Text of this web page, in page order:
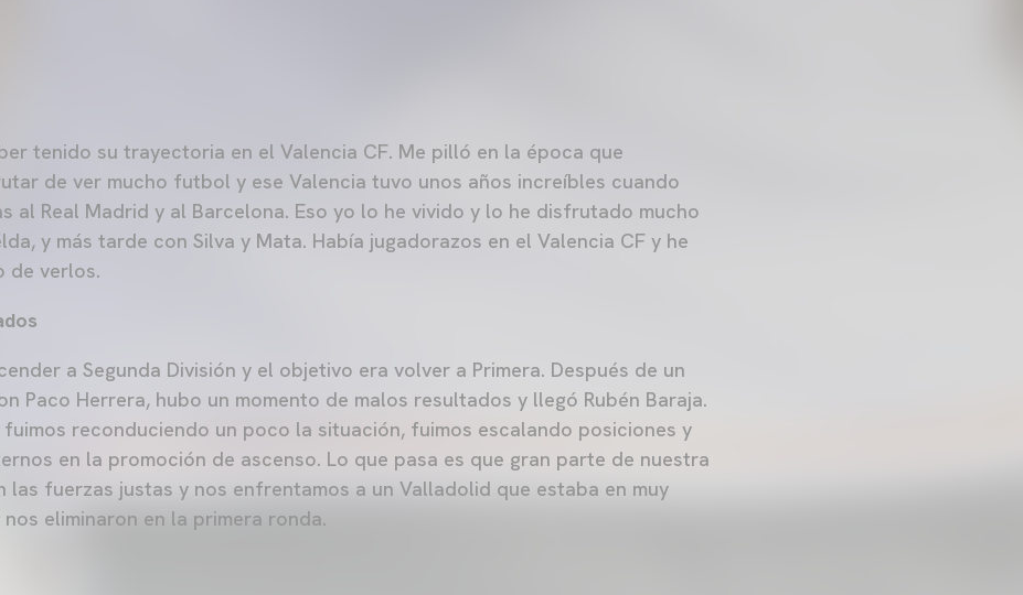
tenido su trayectoria en el Valencia CF. Me pilló en la época que
de ver mucho futbol y ese Valencia tuvo unos años increíbles cuando
al Real Madrid y al Barcelona. Eso yo lo he vivido y lo he disfrutado mucho
y más tarde con Silva y Mata. Había jugadorazos en el Valencia CF y he
de verlos.
a Segunda División y el objetivo era volver a Primera. Después de un
Paco Herrera, hubo un momento de malos resultados y llegó Rubén Baraja.
fuimos reconduciendo un poco la situación, fuimos escalando posiciones y
en la promoción de ascenso. Lo que pasa es que gran parte de nuestra
las fuerzas justas y nos enfrentamos a un Valladolid que estaba en muy
eliminaron en la primera ronda.